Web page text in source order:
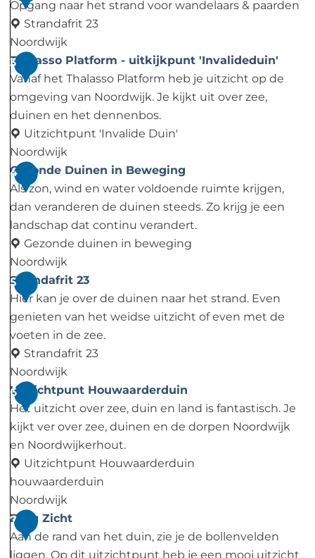
a
n
d
v
e
r
s
t
u
i
v
i
n
g
Opgang naar het strand voor wandelaars & paarden
Strandafrit 23
Noordwijk
S
t
r
a
n
d
a
f
r
i
t
2
3
N
o
o
r
d
w
i
j
k
3
Thalasso Platform - uitkijkpunt 'Invalideduin'
Vanaf het Thalasso Platform heb je uitzicht op de
omgeving van Noordwijk. Je kijkt uit over zee,
duinen en het dennenbos.
Uitzichtpunt 'Invalide Duin'
Noordwijk
T
h
a
l
a
s
s
o
P
l
a
t
f
o
r
m
-
u
i
t
k
i
4
Gezonde Duinen in Beweging
Als zon, wind en water voldoende ruimte krijgen,
dan veranderen de duinen steeds. Zo krijg je een
landschap dat continu verandert.
Gezonde duinen in beweging
Noordwijk
G
e
z
o
n
d
e
D
u
i
n
e
n
i
n
B
5
Strandafrit 23
Hier kan je over de duinen naar het strand. Even
genieten van het weidse uitzicht of even met de
voeten in de zee.
Strandafrit 23
Noordwijk
S
t
r
a
n
d
a
f
r
i
6
Uitzichtpunt Houwaarderduin
Het uitzicht over zee, duin en land is fantastisch. Je
kijkt ver over zee, duinen en de dorpen Noordwijk
en Noordwijkerhout.
Uitzichtpunt Houwaarderduin
houwaarderduin
Noordwijk
U
i
t
7
Burg Zicht
Aan de rand van het duin, zie je de bollenvelden
liggen. Op dit uitzichtpunt heb je een mooi uitzicht